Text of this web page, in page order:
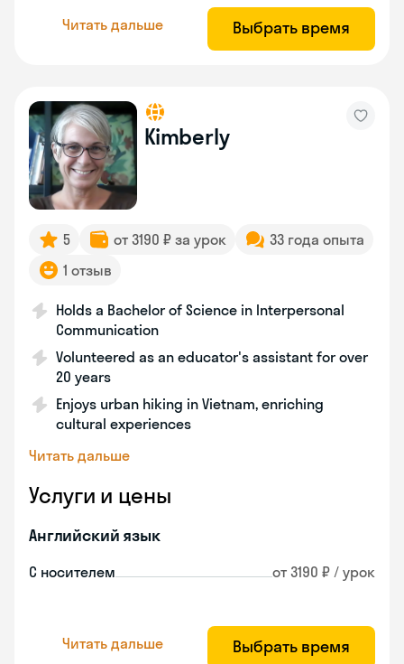
Читать дальше Выбрать время
Kimberly
5 от 3190 ₽ за урок
33 года опыта
1 отзыв
Holds a Bachelor of Science in Interpersonal
Communication
Volunteered as an educator's assistant for over
20 years
Enjoys urban hiking in Vietnam, enriching
cultural experiences
Читать дальше
Услуги и цены
Английский язык
С носителем от 3190 ₽ / урок
Читать дальше Выбрать время